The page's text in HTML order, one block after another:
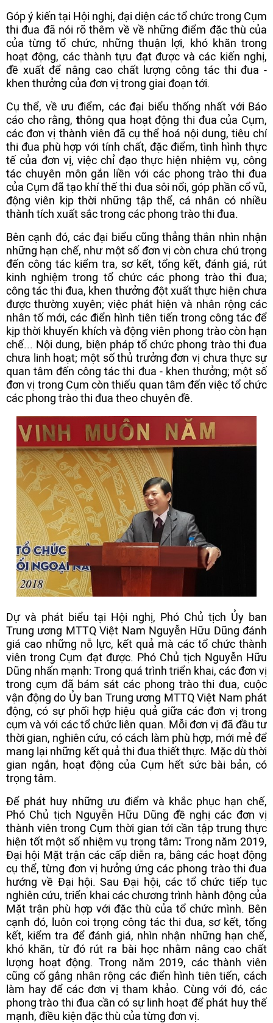
Góp ý kiến tại Hội nghị, đại diện các tổ chức trong Cụm
thi đua đã nói rõ thêm về về những điểm đặc thù của
của từng tổ chức, những thuận lợi, khó khăn trong
hoạt động, các thành tựu đạt được và các kiến nghị,
đề xuất để nâng cao chất lượng công tác thi đua -
khen thưởng của đơn vị trong giai đoạn tới.
Cụ thể, về ưu điểm, các đại biểu thống nhất với Báo
cáo cho rằng, thông qua hoạt động thi đua của Cụm,
các đơn vị thành viên đã cụ thể hoá nội dung, tiêu chí
thi đua phù hợp với tính chất, đặc điểm, tình hình thực
tế của đơn vị, việc chỉ đạo thực hiện nhiệm vụ, công
tác chuyên môn gắn liền với các phong trào thi đua
của Cụm đã tạo khí thế thi đua sôi nổi, góp phần cổ vũ,
động viên kịp thời những tập thể, cá nhân có nhiều
thành tích xuất sắc trong các phong trào thi đua.
Bên cạnh đó, các đại biểu cũng thẳng thắn nhìn nhận
những hạn chế, như một số đơn vị còn chưa chú trọng
đến công tác kiểm tra, sơ kết, tổng kết, đánh giá, rút
kinh nghiệm trong tổ chức các phong trào thi đua;
công tác thi đua, khen thưởng đột xuất thực hiện chưa
được thường xuyên; việc phát hiện và nhân rộng các
nhân tố mới, các điển hình tiên tiến trong công tác để
kịp thời khuyến khích và động viên phong trào còn hạn
chế... Nội dung, biện pháp tổ chức phong trào thi đua
chưa linh hoạt; một số thủ trưởng đơn vị chưa thực sự
quan tâm đến công tác thi đua - khen thưởng; một số
đơn vị trong Cụm còn thiếu quan tâm đến việc tổ chức
các phong trào thi đua theo chuyên đề.
Dự và phát biểu tại Hội nghị, Phó Chủ tịch Ủy ban
Trung ương MTTQ Việt Nam Nguyễn Hữu Dũng đánh
giá cao những nỗ lực, kết quả mà các tổ chức thành
viên trong Cụm đạt được. Phó Chủ tịch Nguyễn Hữu
Dũng nhấn mạnh: Trong quá trình triển khai, các đơn vị
trong cụm đã bám sát các phong trào thi đua, cuộc
vận động do Ủy ban Trung ương MTTQ Việt Nam phát
động, có sự phối hợp hiệu quả giữa các đơn vị trong
cụm và với các tổ chức liên quan. Mỗi đơn vị đã đầu tư
thời gian, nghiên cứu, có cách làm phù hợp, mới mẻ để
mang lại những kết quả thi đua thiết thực. Mặc dù thời
gian ngắn, hoạt động của Cụm hết sức bài bản, có
trọng tâm.
Để phát huy những ưu điểm và khắc phục hạn chế,
Phó Chủ tịch Nguyễn Hữu Dũng đề nghị các đơn vị
thành viên trong Cụm thời gian tới cần tập trung thực
hiện tốt một số nhiệm vụ trọng tâm: Trong năm 2019,
Đại hội Mặt trận các cấp diễn ra, bằng các hoạt động
cụ thể, từng đơn vị hưởng ứng các phong trào thi đua
hướng về Đại hội. Sau Đại hội, các tổ chức tiếp tục
nghiên cứu, triển khai các chương trình hành động của
Mặt trận phù hợp với đặc thù của tổ chức mình. Bên
cạnh đó, luôn coi trọng công tác thi đua, sơ kết, tổng
kết, kiểm tra để đánh giá, nhìn nhận những hạn chế,
khó khăn, từ đó rút ra bài học nhằm nâng cao chất
lượng hoạt động. Trong năm 2019, các thành viên
cũng cố gắng nhân rộng các điển hình tiên tiến, cách
làm hay để các đơn vị tham khảo. Cùng với đó, các
phong trào thi đua cần có sự linh hoạt để phát huy thế
mạnh, điều kiện đặc thù của từng đơn vị.